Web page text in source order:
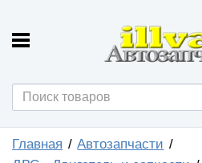
Главная
Автозапчасти